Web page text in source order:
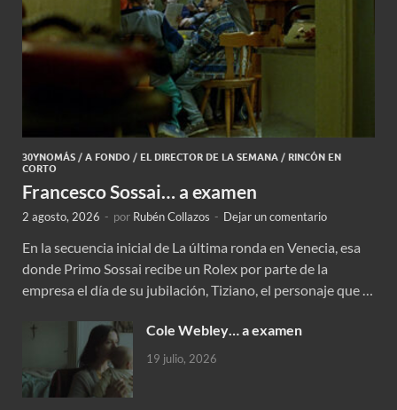
30YNOMÁS / A FONDO / EL DIRECTOR DE LA SEMANA / RINCÓN EN
CORTO
Francesco Sossai… a examen
2 agosto, 2026 - por Rubén Collazos - Dejar un comentario
En la secuencia inicial de La última ronda en Venecia, esa
donde Primo Sossai recibe un Rolex por parte de la
empresa el día de su jubilación, Tiziano, el personaje que …
Cole Webley… a examen
19 julio, 2026